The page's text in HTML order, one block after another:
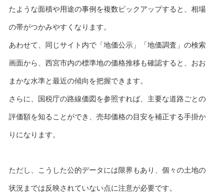
たような面積や用途の事例を複数ピックアップすると、相場
の帯がつかみやすくなります。
あわせて、同じサイト内で「地価公示」「地価調査」の検索
画面から、西宮市内の標準地の価格推移も確認すると、おお
まかな水準と最近の傾向を把握できます。
さらに、国税庁の路線価図を参照すれば、主要な道路ごとの
評価額を知ることができ、売却価格の目安を補正する手掛か
りになります。
ただし、こうした公的データには限界もあり、個々の土地の
状況までは反映されていない点に注意が必要です。